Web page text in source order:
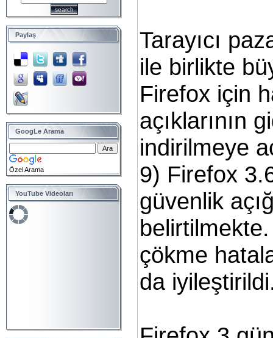
Paylaş
GoogLe Arama
Özel Arama
YouTube Videoları
Tarayıcı
ile birlikte
Firefox için
açıklarının
indirilmeye
9) Firefox
güvenlik
çökme
da